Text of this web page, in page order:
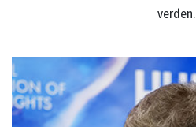
verden.